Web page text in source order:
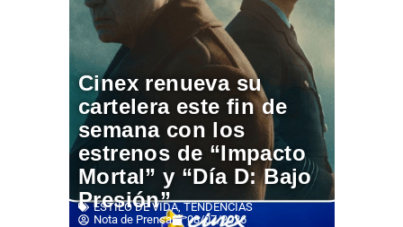
Cinex renueva su
cartelera este fin de
semana con los
estrenos de “Impacto
Mortal” y “Día D: Bajo
Presión”
ESTILO DE VIDA,TENDENCIAS
Nota de Prensa
08/07/2026